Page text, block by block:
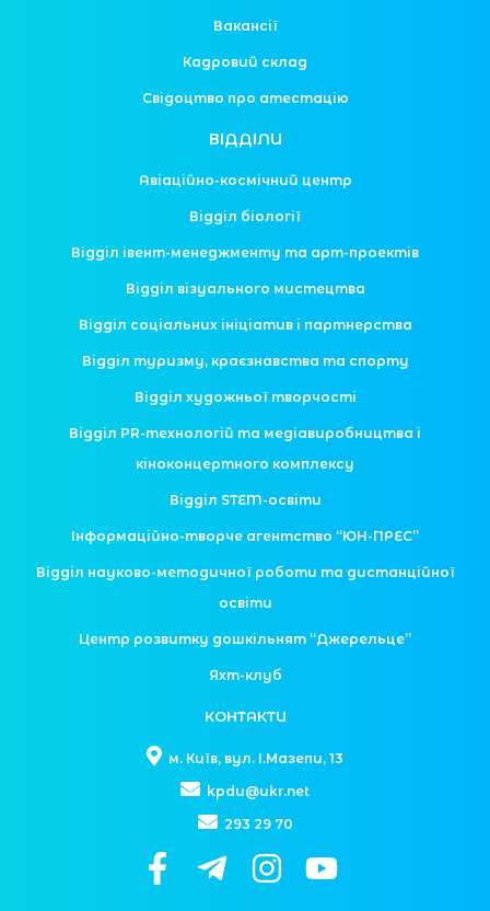
Вакансії
Кадровий склад
Свідоцтво про атестацію
ВІДДІЛИ
Авіаційно-космічний центр
Відділ біології
Відділ івент-менеджменту та арт-проектів
Відділ візуального мистецтва
Відділ соціальних ініціатив і партнерства
Відділ туризму, краєзнавства та спорту
Відділ художньої творчості
Відділ PR-технологій та медіавиробництва і
кіноконцертного комплексу
Відділ STEM-освіти
Інформаційно-творче агентство “ЮН-ПРЕС”
Відділ науково-методичної роботи та дистанційної
освіти
Центр розвитку дошкільнят “Джерельце”
Яхт-клуб
КОНТАКТИ
м. Київ, вул. І.Мазепи, 13
kpdu@ukr.net
293 29 70